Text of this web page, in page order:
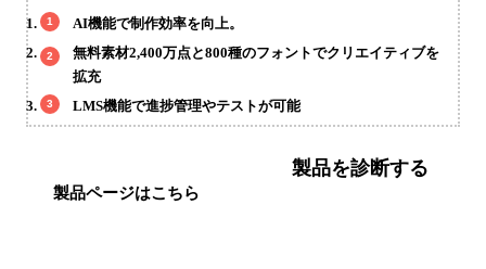
AI機能で制作効率を向上。
無料素材2,400万点と800種のフォントでクリエイティブを
拡充
LMS機能で進捗管理やテストが可能
製品ページはこちら
製品を診断する